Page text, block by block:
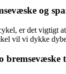
og
er det vigtigt
vil vi dykke
bremsevæske